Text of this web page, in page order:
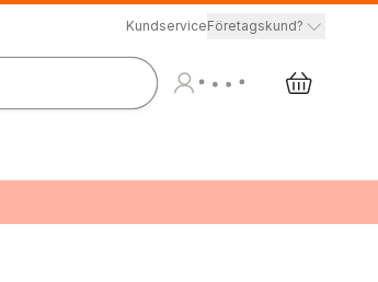
KundserviceFöretagskund?